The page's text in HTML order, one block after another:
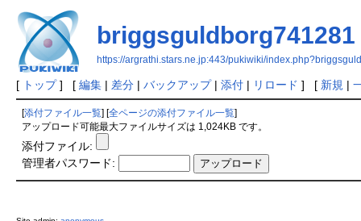
briggsguldborg741281
https://argrathi.stars.ne.jp:443/pukiwiki/
[ トップ] [ 編集| 差分| バックアップ| 添付| リロード ] [ 新規 |
添付ファイル一覧 全ページの添付ファイル一覧
アップロード可能最大ファイルサイズは 1,024KB です。
添付ファイル:
管理者パスワード: